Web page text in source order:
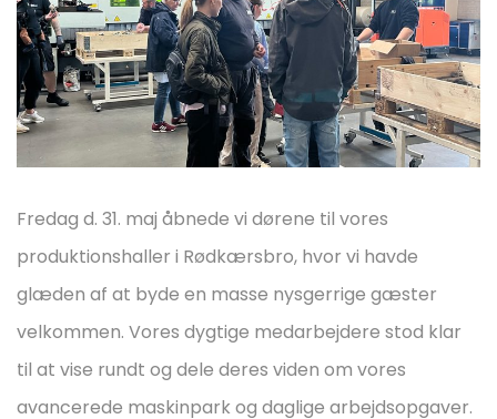
Fredag d. 31. maj åbnede vi dørene til vores
produktionshaller i Rødkærsbro, hvor vi havde
glæden af at byde en masse nysgerrige gæster
velkommen. Vores dygtige medarbejdere stod klar
til at vise rundt og dele deres viden om vores
avancerede maskinpark og daglige arbejdsopgaver.